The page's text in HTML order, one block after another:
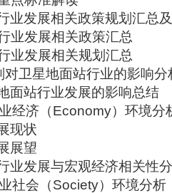
业发展相关政策规划汇总
业发展相关政策汇总
业发展相关规划汇总
对卫星地面站行业的影响分
面站行业发展的影响总结
经济（Economy）环境分
现状
展望
业发展与宏观经济相关性
社会（Society）环境分析